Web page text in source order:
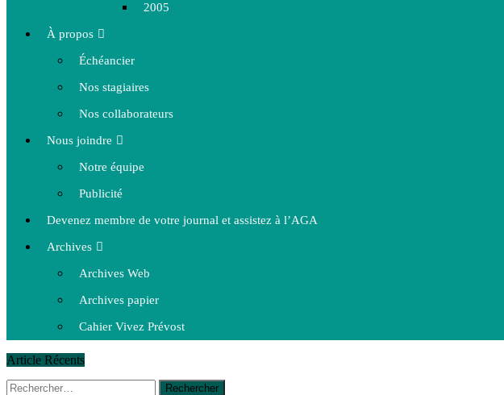
2005
À propos
Échéancier
Nos stagiaires
Nos collaborateurs
Nous joindre
Notre équipe
Publicité
Devenez membre de votre journal et assistez à l’AGA
Archives
Archives Web
Archives papier
Cahier Vivez Prévost
Article Récents
14 octobre 2015
La course de boîtes à savon du club Optimiste de Prévost
Rechercher :